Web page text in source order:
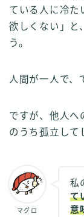
ている人に冷た
欲しくない」と
う。
人間が一人で、
ですが、他人へ
のうち孤立して
マグロ
私
て
意